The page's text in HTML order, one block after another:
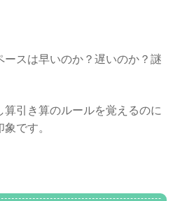
スは早いのか？遅いのか？謎
引き算のルールを覚えるのに
です。